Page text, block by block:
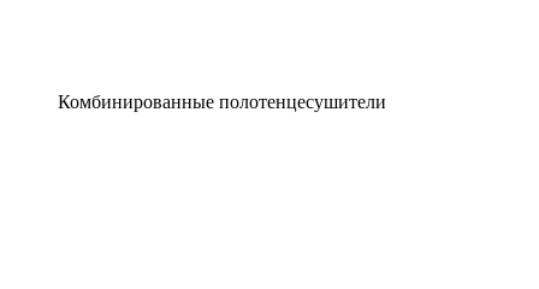
Комбинированные полотенцесушители